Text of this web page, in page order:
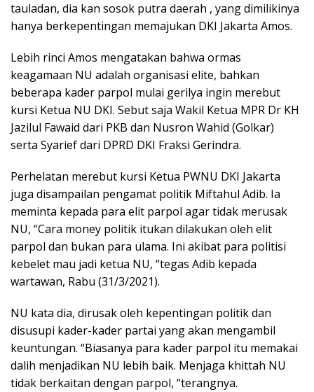
tauladan, dia kan sosok putra daerah , yang dimilikinya
hanya berkepentingan memajukan DKI Jakarta Amos.
Lebih rinci Amos mengatakan bahwa ormas
keagamaan NU adalah organisasi elite, bahkan
beberapa kader parpol mulai gerilya ingin merebut
kursi Ketua NU DKI. Sebut saja Wakil Ketua MPR Dr KH
Jazilul Fawaid dari PKB dan Nusron Wahid (Golkar)
serta Syarief dari DPRD DKI Fraksi Gerindra.
Perhelatan merebut kursi Ketua PWNU DKI Jakarta
juga disampailan pengamat politik Miftahul Adib. Ia
meminta kepada para elit parpol agar tidak merusak
NU, “Cara money politik itukan dilakukan oleh elit
parpol dan bukan para ulama. Ini akibat para politisi
kebelet mau jadi ketua NU, “tegas Adib kepada
wartawan, Rabu (31/3/2021).
NU kata dia, dirusak oleh kepentingan politik dan
disusupi kader-kader partai yang akan mengambil
keuntungan. “Biasanya para kader parpol itu memakai
dalih menjadikan NU lebih baik. Menjaga khittah NU
tidak berkaitan dengan parpol, “terangnya.